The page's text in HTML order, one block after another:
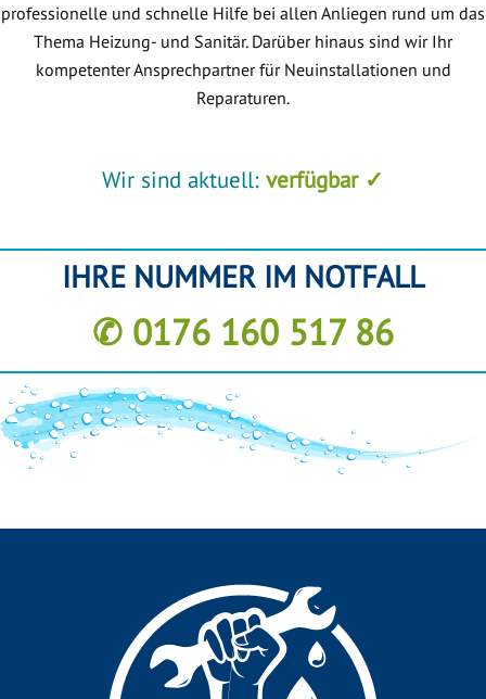
professionelle und schnelle Hilfe bei allen Anliegen rund um das
Thema Heizung- und Sanitär. Darüber hinaus sind wir Ihr
kompetenter Ansprechpartner für Neuinstallationen und
Reparaturen.
Wir sind aktuell: verfügbar ✓
IHRE NUMMER IM NOTFALL
✆ 0176 160 517 86